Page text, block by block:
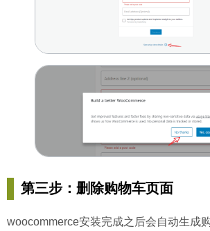
第三步：删除购物车页面
woocommerce安装完成之后会自动生成